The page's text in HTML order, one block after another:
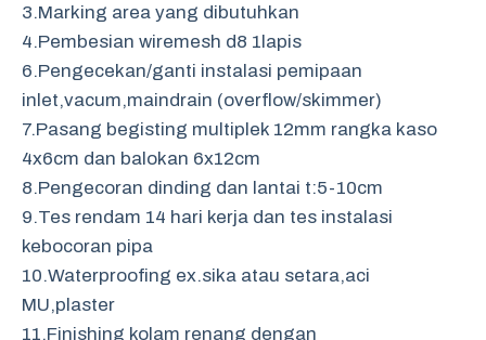
3.Marking area yang dibutuhkan
4.Pembesian wiremesh d8 1lapis
6.Pengecekan/ganti instalasi pemipaan
inlet,vacum,maindrain (overflow/skimmer)
7.Pasang begisting multiplek 12mm rangka kaso
4x6cm dan balokan 6x12cm
8.Pengecoran dinding dan lantai t:5-10cm
9.Tes rendam 14 hari kerja dan tes instalasi
kebocoran pipa
10.Waterproofing ex.sika atau setara,aci
MU,plaster
11.Finishing kolam renang dengan